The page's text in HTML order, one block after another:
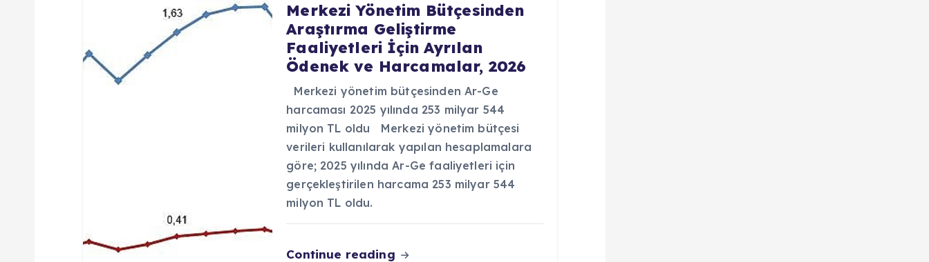
Merkezi Yönetim Bütçesinden
Araştırma Geliştirme
Faaliyetleri İçin Ayrılan
Ödenek ve Harcamalar, 2026
Merkezi yönetim bütçesinden Ar-Ge
harcaması 2025 yılında 253 milyar 544
milyon TL oldu Merkezi yönetim bütçesi
verileri kullanılarak yapılan hesaplamalara
göre; 2025 yılında Ar-Ge faaliyetleri için
gerçekleştirilen harcama 253 milyar 544
milyon TL oldu.
Continue reading